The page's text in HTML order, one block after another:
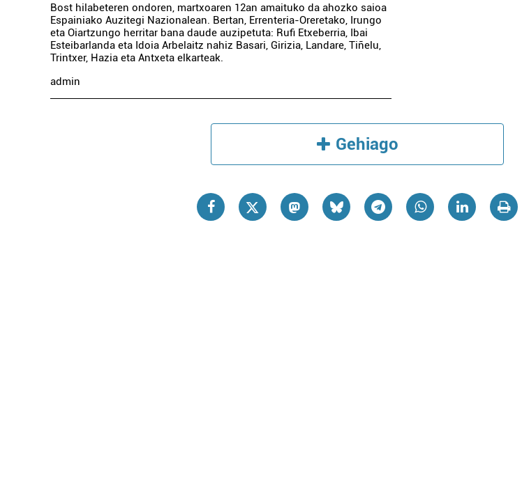
Bost hilabeteren ondoren, martxoaren 12an amaituko da ahozko saioa
Espainiako Auzitegi Nazionalean. Bertan, Errenteria-Oreretako, Irungo
eta Oiartzungo herritar bana daude auzipetuta: Rufi Etxeberria, Ibai
Esteibarlanda eta Idoia Arbelaitz nahiz Basari, Girizia, Landare, Tiñelu,
Trintxer, Hazia eta Antxeta elkarteak.
admin
Gehiago